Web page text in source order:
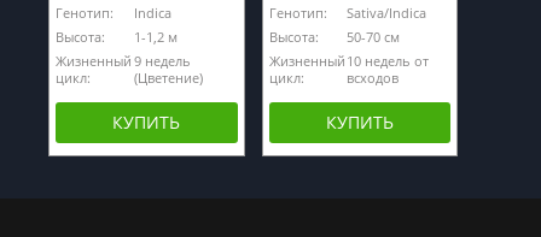
Генотип:
Indica
Высота:
1-1,2 м
Жизненный
цикл:
9 недель
(Цветение)
КУПИТЬ
Генотип:
Sativa/Indica
Высота:
50-70 см
Жизненный
цикл:
10 недель от
всходов
КУПИТЬ